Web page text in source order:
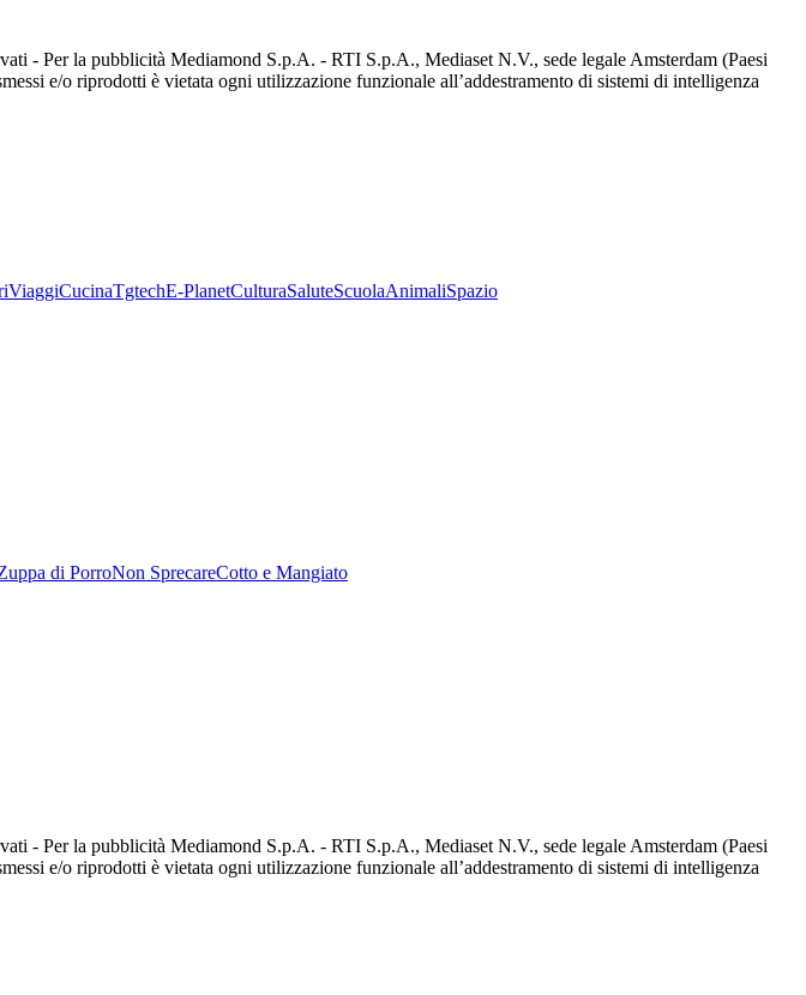
- Per la pubblicità Mediamond S.p.A. - RTI S.p.A., Mediaset N.V., sede legale Amsterdam (Paesi
e/o riprodotti è vietata ogni utilizzazione funzionale all’addestramento di sistemi di intelligenza
ViaggiCucinaTgtechE-PlanetCulturaSaluteScuolaAnimaliSpazio
di PorroNon SprecareCotto e Mangiato
- Per la pubblicità Mediamond S.p.A. - RTI S.p.A., Mediaset N.V., sede legale Amsterdam (Paesi
e/o riprodotti è vietata ogni utilizzazione funzionale all’addestramento di sistemi di intelligenza